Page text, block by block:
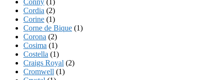
Cordia (2)
Corine (1)
Corne de Bique (1)
Corona (2)
Cosima (1)
Costella (1)
Craigs Royal (2)
Cromwell (1)